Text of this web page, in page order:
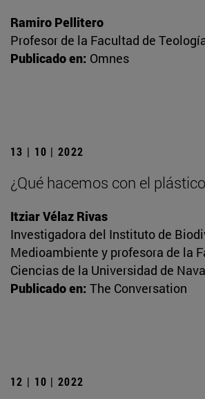
Ramiro Pellitero
Profesor de la Facultad de
Publicado en: Omnes
13 | 10 | 2022
¿Qué hacemos con el
Itziar Vélaz Rivas
Investigadora del Instituto de
Medioambiente y profesora de la
Ciencias de la Universidad de
Publicado en: The Conversation
12 | 10 | 2022